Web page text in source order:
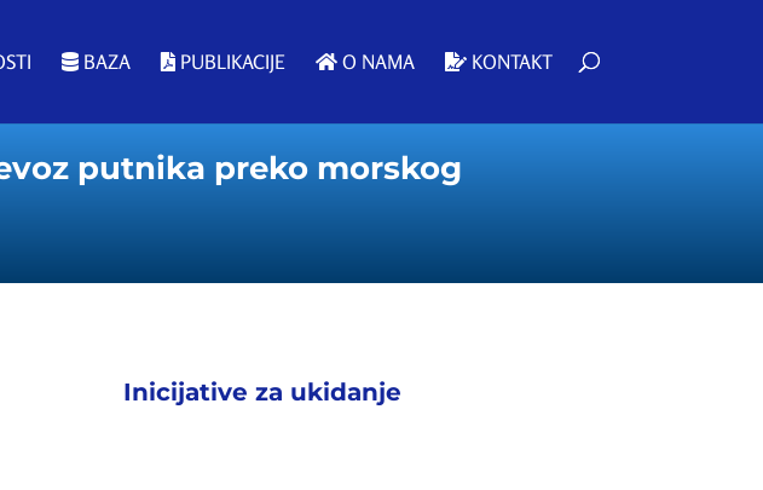
BAZA PUBLIKACIJE O NAMA KONTAKT
putnika preko morskog
Inicijative za ukidanje